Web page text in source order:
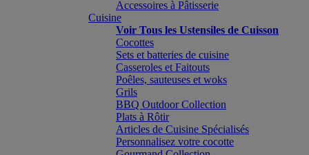
Accessoires à Pâtisserie
Cuisine
Voir Tous les Ustensiles de Cuisson
Cocottes
Sets et batteries de cuisine
Casseroles et Faitouts
Poêles, sauteuses et woks
Grils
BBQ Outdoor Collection
Plats à Rôtir
Articles de Cuisine Spécialisés
Personnalisez votre cocotte